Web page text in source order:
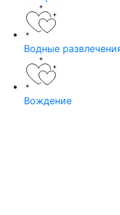
Водные
Вождение